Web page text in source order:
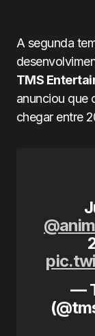
A segunda
TMS
anunciou que
chegar entre
—